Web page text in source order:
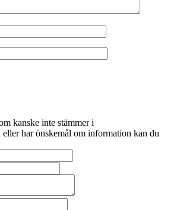
kanske inte stämmer i
har önskemål om information kan du